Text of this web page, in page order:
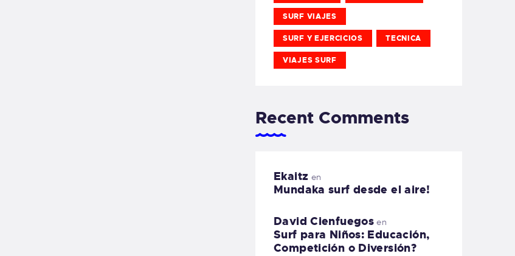
SURF VIAJES
SURF Y EJERCICIOS TECNICA
VIAJES SURF
Recent Comments
Ekaitz en
Mundaka surf desde el aire!
David Cienfuegos en
Surf para Niños: Educación,
Competición o Diversión?